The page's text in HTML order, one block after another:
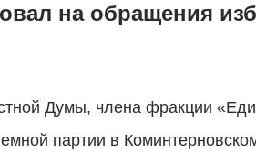
на обращения
Думы, члена фракции
партии в